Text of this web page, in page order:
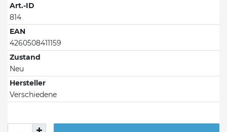
Art.-ID
814
EAN
4260508411159
Zustand
Neu
Hersteller
Verschiedene